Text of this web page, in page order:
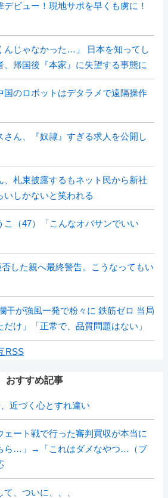
ビュー！現地サポを早くも虜に！
んじゃなかった…」 日本を知ってし
、帰国後『本家』に失望する事態に
国のロボットはデタラメで遠隔操作
さん、『奴隷』すぎる求人を公開し
、札束披露するもネット民から新社
しかないと笑われる
こ（47）「こんなオバサンでいい
した親へ最終警告。こうなってもい
干が強風一発で粉々に 鉄筋ゼロ 当局
だけ」「正常で、品質問題はない」
RSS
おすすめ記事
近づく心とすれ違い
ェート戦で行った審判買収が本当に
ら…」→「これはダメなやつ…（ブ
、ついに、、、